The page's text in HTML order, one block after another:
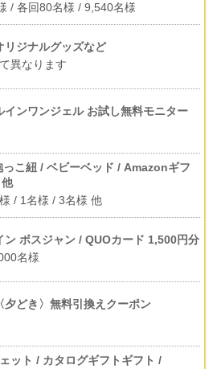
/ 各回80名様 / 9,540名様
リジナルグッズなど
異なります
インワンジェル お試し無料モニター
っこ紐 / ベビーベッド / Amazonギフ
/ 1名様 / 3名様 他
ン ボスジャン / QUOカード 1,500円分
名様
夕どき〉無料引換えクーポン
ット / カタログギフトギフト /